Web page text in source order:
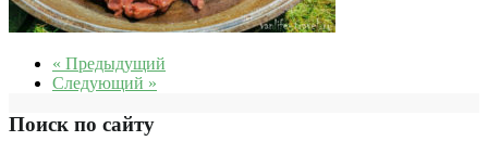
« Предыдущий
Следующий »
Поиск по сайту